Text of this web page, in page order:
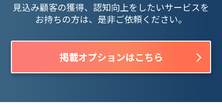
見込み顧客の獲得、認知向上をしたいサービスを
お持ちの方は、是非ご依頼ください。
掲載オプションはこちら